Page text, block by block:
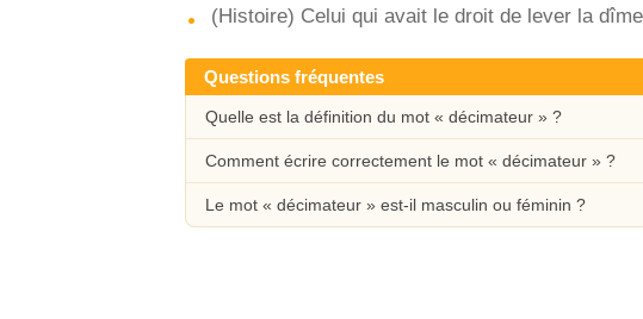
(Histoire) Celui qui avait le droit de lever la
Questions fréquentes
Quelle est la définition du mot « décimateur » ?
Comment écrire correctement le mot « décimateur » ?
Le mot « décimateur » est-il masculin ou féminin ?